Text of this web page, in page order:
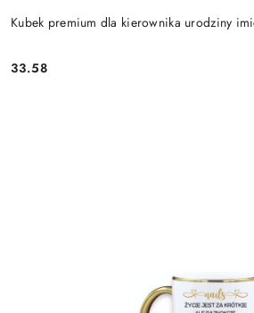
Kubek premium dla kierownika urodziny
Cena:
33.58